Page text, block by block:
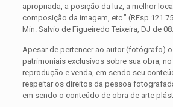
apropriada, a posição da luz, a melhor
composição da imagem, etc.” (REsp
Min. Salvio de Figueiredo Teixeira, DJ de
Apesar de pertencer ao autor (fotógrafo)
patrimoniais exclusivos sobre sua obra,
reprodução e venda, em sendo seu
respeitar os direitos da pessoa
em sendo o conteúdo de obra de arte